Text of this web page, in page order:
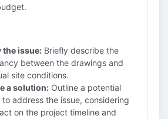
the issue: Briefly describe the
between the drawings and
site conditions.
a solution: Outline a potential
to address the issue, considering
on the project timeline and